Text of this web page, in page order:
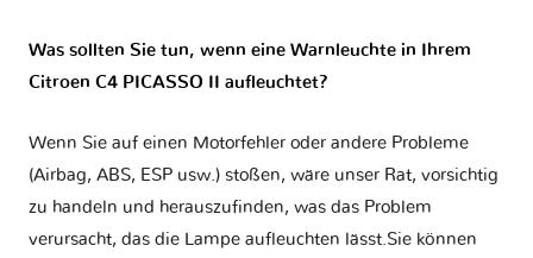
Was sollten Sie tun, wenn eine Warnleuchte in Ihrem
Citroen C4 PICASSO II aufleuchtet?
Wenn Sie auf einen Motorfehler oder andere Probleme
(Airbag, ABS, ESP usw.) stoßen, wäre unser Rat, vorsichtig
zu handeln und herauszufinden, was das Problem
verursacht, das die Lampe aufleuchten lässt.Sie können